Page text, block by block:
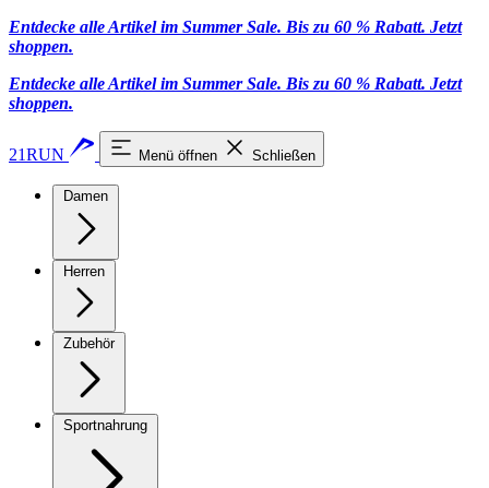
Entdecke alle Artikel im Summer Sale. Bis zu 60 % Rabatt. Jetzt
shoppen.
Entdecke alle Artikel im Summer Sale. Bis zu 60 % Rabatt. Jetzt
shoppen.
21RUN Menü öffnen Schließen
Damen
Herren
Zubehör
Sportnahrung